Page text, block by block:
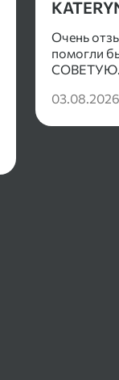
Очень
помогли
03.08.2026